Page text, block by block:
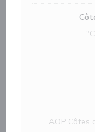
AOP Côtes